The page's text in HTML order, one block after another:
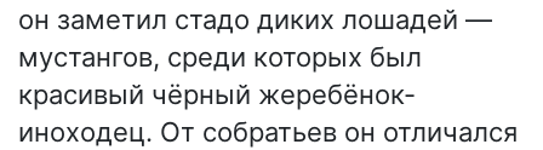
он заметил стадо диких лошадей —
мустангов, среди которых был
красивый чёрный жеребёнок-
иноходец. От собратьев он отличался